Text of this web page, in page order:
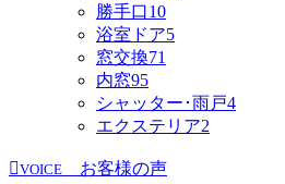
勝手口10
浴室ドア5
窓交換71
内窓95
シャッター･雨戸4
エクステリア2
VOICE お客様の声